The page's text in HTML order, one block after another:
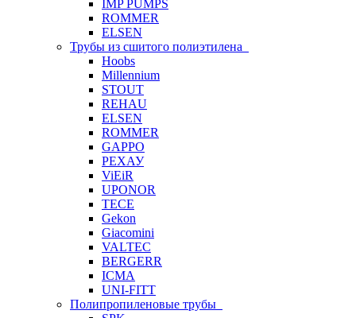
IMP PUMPS
ROMMER
ELSEN
Трубы из сшитого полиэтилена
Hoobs
Millennium
STOUT
REHAU
ELSEN
ROMMER
GAPPO
РЕХАУ
ViEiR
UPONOR
TECE
Gekon
Giacomini
VALTEC
BERGERR
ICMA
UNI-FITT
Полипропиленовые трубы